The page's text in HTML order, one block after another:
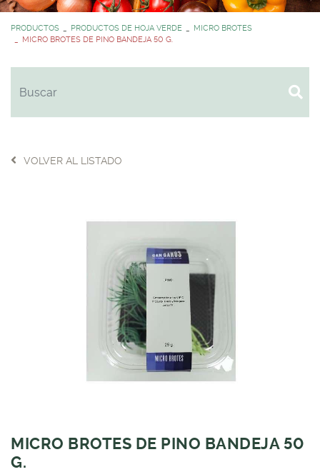
PRODUCTOS PRODUCTOS DE HOJA VERDE
MICRO BROTES
MICRO BROTES DE PINO BANDEJA 50 G.
VOLVER AL LISTADO
MICRO BROTES DE PINO BANDEJA 50
G.